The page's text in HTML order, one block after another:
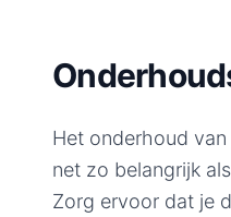
Het onderhoud
net zo belangrijk
Zorg ervoor dat je